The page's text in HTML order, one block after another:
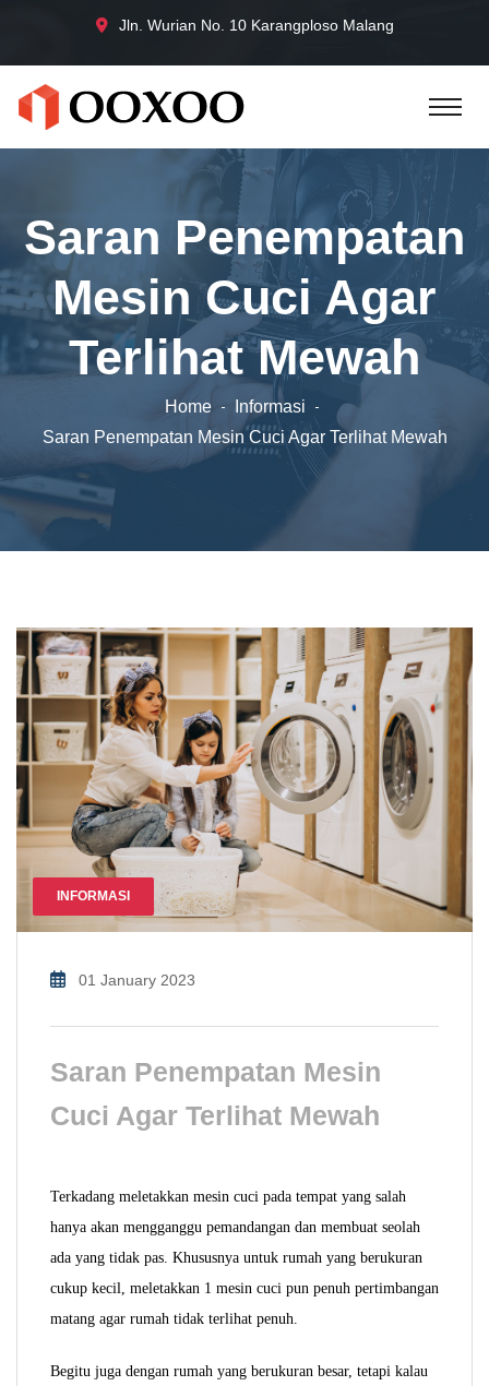
Jln. Wurian No. 10 Karangploso Malang
Saran Penempatan
Mesin Cuci Agar
Terlihat Mewah
Home
Informasi
Saran Penempatan Mesin Cuci Agar Terlihat Mewah
INFORMASI
01 January 2023
Saran Penempatan Mesin
Cuci Agar Terlihat Mewah
Terkadang meletakkan mesin cuci pada tempat yang salah
hanya akan mengganggu pemandangan dan membuat seolah
ada yang tidak pas. Khususnya untuk rumah yang berukuran
cukup kecil, meletakkan 1 mesin cuci pun penuh pertimbangan
matang agar rumah tidak terlihat penuh.
Begitu juga dengan rumah yang berukuran besar, tetapi kalau